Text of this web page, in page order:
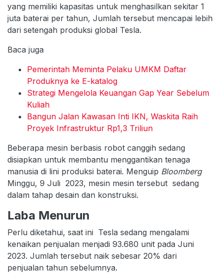
yang memiliki kapasitas untuk menghasilkan sekitar 1
juta baterai per tahun, Jumlah tersebut mencapai lebih
dari setengah produksi global Tesla.
Baca juga
Pemerintah Meminta Pelaku UMKM Daftar
Produknya ke E-katalog
Strategi Mengelola Keuangan Gap Year Sebelum
Kuliah
Bangun Jalan Kawasan Inti IKN, Waskita Raih
Proyek Infrastruktur Rp1,3 Triliun
Beberapa mesin berbasis robot canggih sedang
disiapkan untuk membantu menggantikan tenaga
manusia di lini produksi baterai. Menguip Bloomberg
Minggu, 9 Juli 2023, mesin mesin tersebut sedang
dalam tahap desain dan konstruksi.
Laba Menurun
Perlu diketahui, saat ini Tesla sedang mengalami
kenaikan penjualan menjadi 93.680 unit pada Juni
2023. Jumlah tersebut naik sebesar 20% dari
penjualan tahun sebelumnya.